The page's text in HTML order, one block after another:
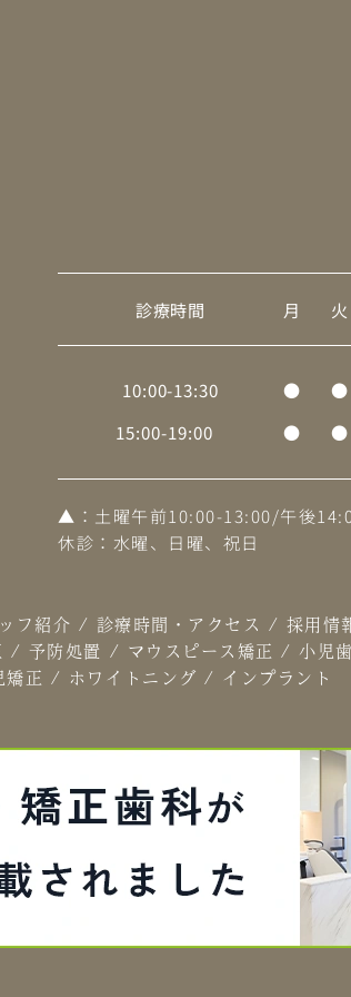
診療時間 月 火
10:00-13:30 ● ●
15:00-19:00
● ●
▲ ：土曜午前10:00-13:00/午後
休診：水曜、日曜、祝日
フ紹介 / 診療時間・アクセス / 採用情
/ 予防処置 / マウスピース矯正 / 小児
矯正 / ホワイトニング / インプラント